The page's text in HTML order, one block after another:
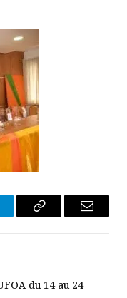
Copier
E-
du 14 au 24